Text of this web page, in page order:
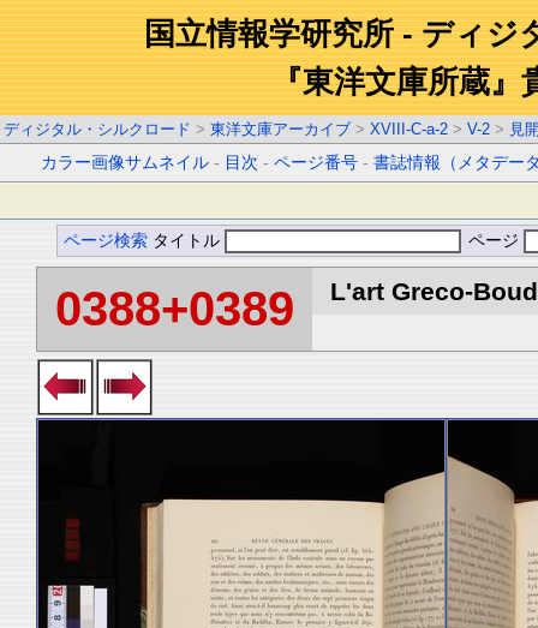
国立情報学研究所 - ディジ
『東洋文庫所蔵』
ディジタル・シルクロード > 東洋文庫アーカイブ > XVIII-C-a-2 > V-2 > 見
カラー画像サムネイル - 目次 -ページ番号 -書誌情報（メタデー
ページ検索 タイトル ページ
0388+0389 L'art Greco-